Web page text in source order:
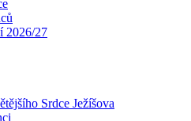
2026/27
Srdce Ježíšova